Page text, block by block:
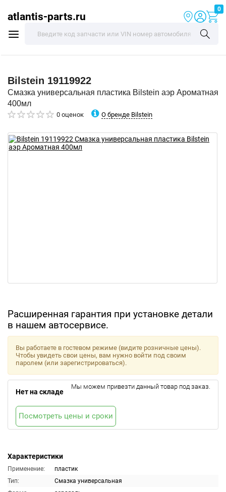
atlantis-parts.ru
0
Bilstein 19119922
Смазка универсальная пластика Bilstein аэр Ароматная
400мл
0 оценок О бренде Bilstein
Расширенная гарантия при установке детали
в нашем автосервисе.
Характеристики
Применение:
пластик
Тип:
Смазка универсальная
Вы работаете в гостевом режиме (видите розничные цены).
Чтобы увидеть свои цены, вам нужно войти под своим
паролем (или зарегистрироваться).
Нет на складе
Мы можем привезти данный товар под заказ.
Посмотреть цены и сроки